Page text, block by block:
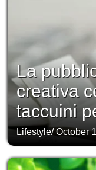
La
creativa
taccuini
Lifestyle/October